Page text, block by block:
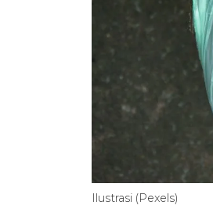
Ilustrasi (Pexels)